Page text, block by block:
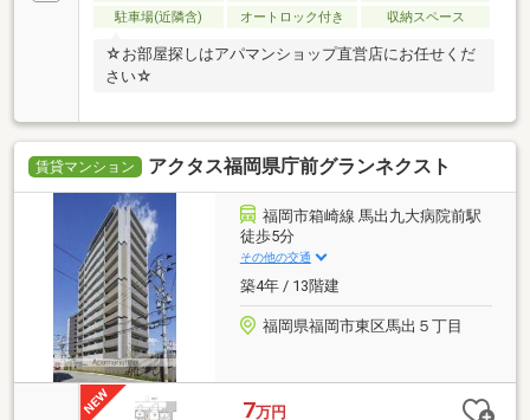
駐車場(近隣含)
オートロック付き 収納スペース
☆お部屋探しはアパマンショップ直営店にお任せくだ
さい☆
賃貸マンション アクタス福岡県庁前グランネクスト
福岡市箱崎線 馬出九大病院前駅
徒歩5分
その他の交通
築4年 / 13階建
福岡県福岡市東区馬出５丁目
7万円